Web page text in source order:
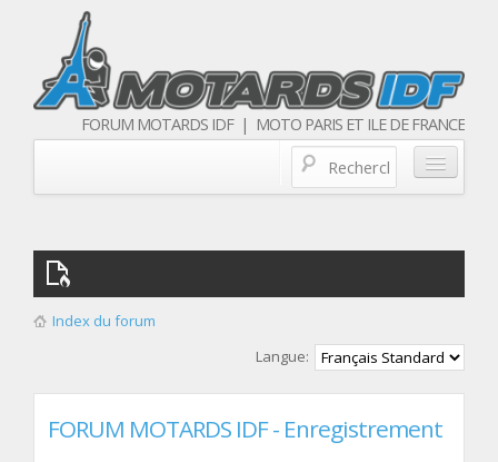
FORUM MOTARDS IDF | MOTO PARIS ET ILE DE FRANCE
Forum
Balades & sorties moto
Index du forum
Langue:
FORUM MOTARDS IDF - Enregistrement